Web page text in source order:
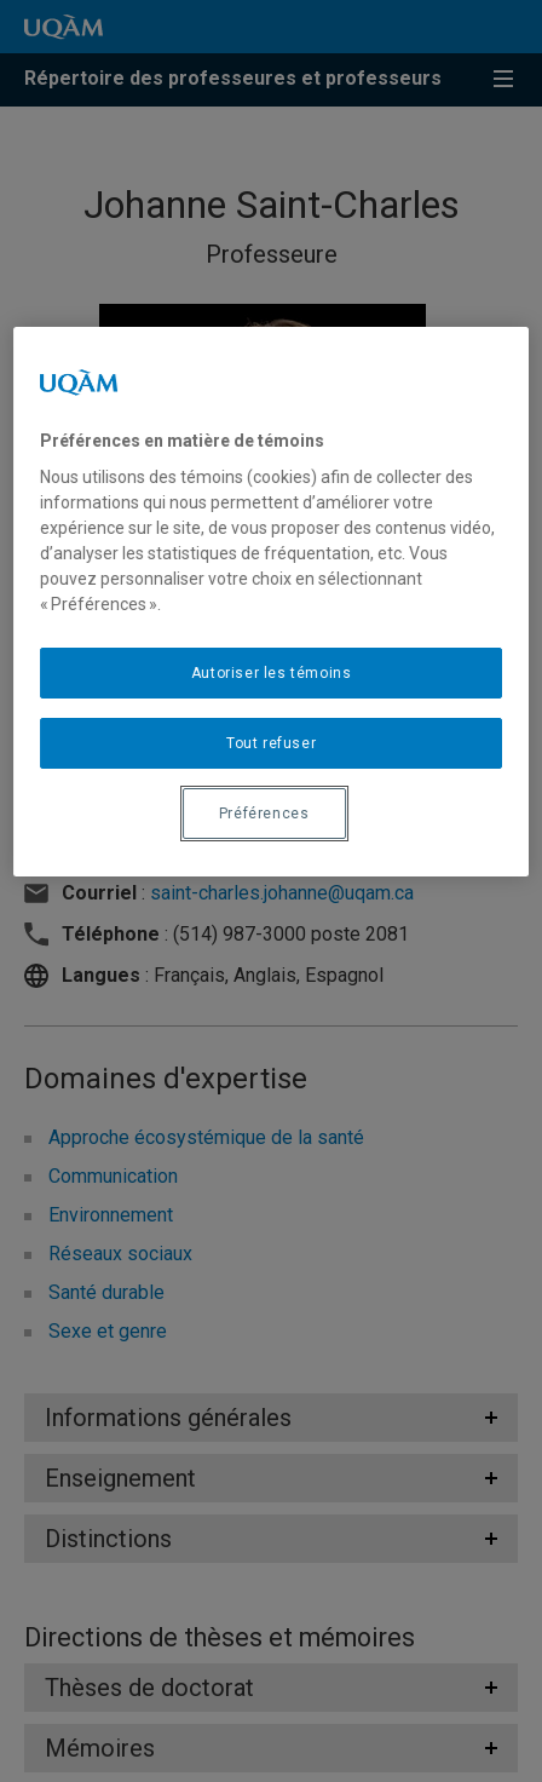
Répertoire des professeures et professeurs
Johanne Saint-Charles
Professeure
Département de communication sociale et
Courriel : saint-charles.johanne@uqam.ca
Téléphone : (514) 987-3000 poste 2081
Langues : Français, Anglais, Espagnol
Domaines d'expertise
Approche écosystémique de la santé
Communication
Environnement
Réseaux sociaux
Santé durable
Sexe et genre
Informations générales
Enseignement
Distinctions
Directions de thèses et mémoires
Thèses de doctorat
Mémoires
Préférences en matière de témoins
Nous utilisons des témoins (cookies) afin de collecter des
informations qui nous permettent d’améliorer votre
expérience sur le site, de vous proposer des contenus vidéo,
d’analyser les statistiques de fréquentation, etc. Vous
pouvez personnaliser votre choix en sélectionnant
« Préférences ».
Tout refuser
Autoriser les témoins
Préférences